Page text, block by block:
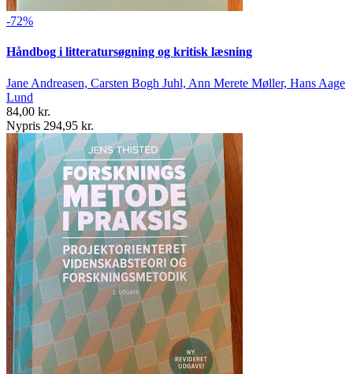
-72%
Håndbog i litteratursøgning og kritisk læsning
Jane Andreasen, Carsten Bogh Juhl, Ann Merete Møller, Hans Aage
Lund
84,00 kr.
Nypris 294,95 kr.